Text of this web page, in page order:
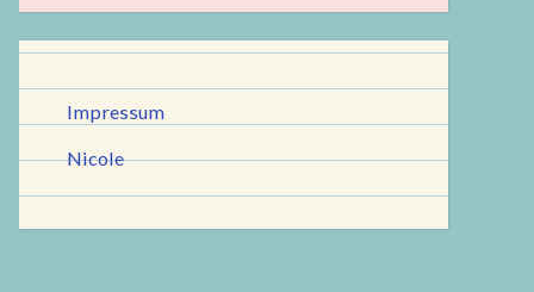
Impressum
Nicole